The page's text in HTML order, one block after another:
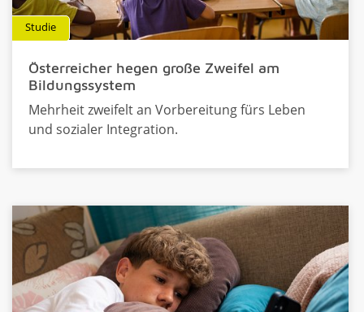
Studie
Österreicher hegen große Zweifel am
Bildungssystem
Mehrheit zweifelt an Vorbereitung fürs Leben
und sozialer Integration.